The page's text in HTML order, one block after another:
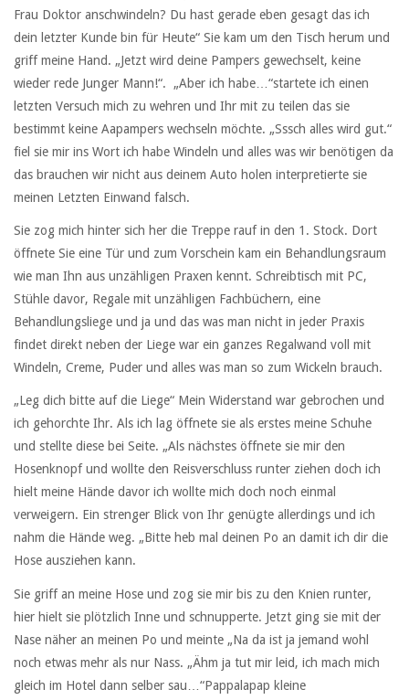
Frau Doktor anschwindeln? Du hast gerade eben gesagt das ich
dein letzter Kunde bin für Heute“ Sie kam um den Tisch herum und
griff meine Hand. „Jetzt wird deine Pampers gewechselt, keine
wieder rede Junger Mann!“. „Aber ich habe…“startete ich einen
letzten Versuch mich zu wehren und Ihr mit zu teilen das sie
bestimmt keine Aapampers wechseln möchte. „Sssch alles wird gut.“
fiel sie mir ins Wort ich habe Windeln und alles was wir benötigen da
das brauchen wir nicht aus deinem Auto holen interpretierte sie
meinen Letzten Einwand falsch.
Sie zog mich hinter sich her die Treppe rauf in den 1. Stock. Dort
öffnete Sie eine Tür und zum Vorschein kam ein Behandlungsraum
wie man Ihn aus unzähligen Praxen kennt. Schreibtisch mit PC,
Stühle davor, Regale mit unzähligen Fachbüchern, eine
Behandlungsliege und ja und das was man nicht in jeder Praxis
findet direkt neben der Liege war ein ganzes Regalwand voll mit
Windeln, Creme, Puder und alles was man so zum Wickeln brauch.
„Leg dich bitte auf die Liege“ Mein Widerstand war gebrochen und
ich gehorchte Ihr. Als ich lag öffnete sie als erstes meine Schuhe
und stellte diese bei Seite. „Als nächstes öffnete sie mir den
Hosenknopf und wollte den Reisverschluss runter ziehen doch ich
hielt meine Hände davor ich wollte mich doch noch einmal
verweigern. Ein strenger Blick von Ihr genügte allerdings und ich
nahm die Hände weg. „Bitte heb mal deinen Po an damit ich dir die
Hose ausziehen kann.
Sie griff an meine Hose und zog sie mir bis zu den Knien runter,
hier hielt sie plötzlich Inne und schnupperte. Jetzt ging sie mit der
Nase näher an meinen Po und meinte „Na da ist ja jemand wohl
noch etwas mehr als nur Nass. „Ähm ja tut mir leid, ich mach mich
gleich im Hotel dann selber sau…“Pappalapap kleine